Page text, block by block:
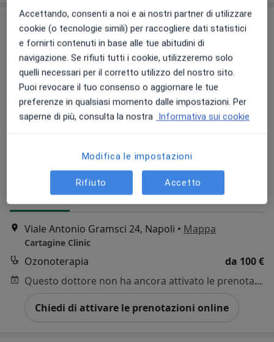
Dott. Marco Cartagine
140 recensioni
Indirizzo Online
Viale Antonio Gramsci 24, Napoli • Mappa
Cartagine Clinic
Ozonoterapia
da 100 €
Questo dottore non ha ancora attivato le prenotazioni online presso questo indirizzo.
Chiedi di attivare le prenotazioni online
Accettando, consenti a noi e ai nostri partner di utilizzare
cookie (o tecnologie simili) per raccogliere dati statistici
e fornirti contenuti in base alle tue abitudini di
navigazione. Se rifiuti tutti i cookie, utilizzeremo solo
quelli necessari per il corretto utilizzo del nostro sito.
Puoi revocare il tuo consenso o aggiornare le tue
preferenze in qualsiasi momento dalle impostazioni. Per
saperne di più, consulta la nostra Informativa sui cookie
Modifica le impostazioni
Rifiuto Accetto